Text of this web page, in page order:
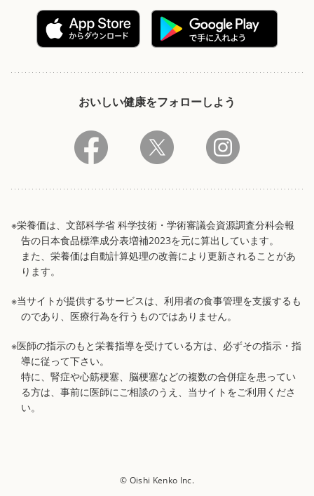
おいしい健康をフォローしよう
※栄養価は、文部科学省 科学技術・学術審議会資源調査分科会報
告の日本食品標準成分表増補2023を元に算出しています。
また、栄養価は自動計算処理の改善により更新されることがあ
ります。
※当サイトが提供するサービスは、利用者の食事管理を支援するも
のであり、医療行為を行うものではありません。
※医師の指示のもと栄養指導を受けている方は、必ずその指示・指
導に従って下さい。
特に、腎症や心筋梗塞、脳梗塞などの複数の合併症を患ってい
る方は、事前に医師にご相談のうえ、当サイトをご利用くださ
い。
© Oishi Kenko Inc.